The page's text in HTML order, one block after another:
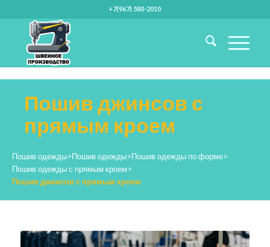
+7(967) 580-2010
Пошив джинсов с
прямым кроем
Пошив одежды>Пошив одежды>Пошив одежды по форме>
Пошив одежды с прямым кроем>
Пошив джинсов с прямым кроем